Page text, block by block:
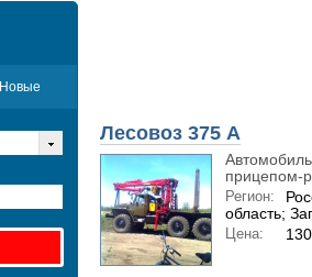
Новые
Лесовоз 375 А
прицепом-
Регион:
область;
Цена: